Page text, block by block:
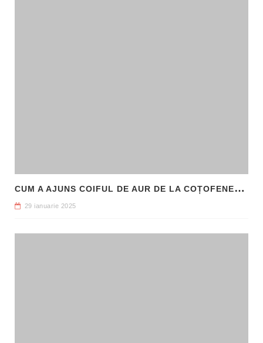
C
UM A AJUNS COIFUL DE AUR DE LA COȚOFENEȘTI ÎN PATRIMONIUL NAȚIONAL
29 ianuarie 2025